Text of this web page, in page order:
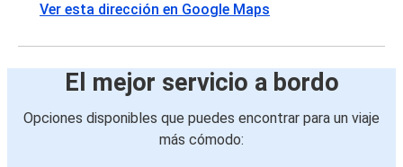
Ver esta dirección en Google Maps
El mejor servicio a bordo
Opciones disponibles que puedes encontrar para un viaje
más cómodo: